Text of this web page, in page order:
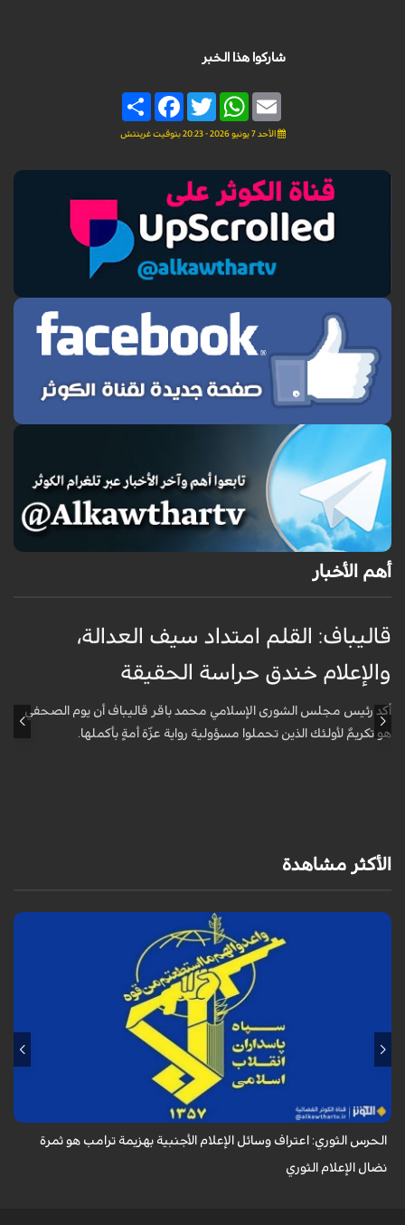
شاركوا هذا الخبر
Share
FacebookTwitter
WhatsAppEmail
الأحد 7 يونيو 2026 - 20:23 بتوقيت غرينتش
أهم الأخبار
قاليباف: القلم امتداد سيف العدالة،
والإعلام خندق حراسة الحقيقة
أكد رئيس مجلس الشورى الإسلامي محمد باقر قاليباف أن يوم الصحفي
هو تكريمٌ لأولئك الذين تحملوا مسؤولية رواية عزّة أمةٍ بأكملها.
الأكثر مشاهدة
أكد الحرس الثوري في بيان له بمناسبة يوم الصحفي، وذكرى استشهاد الصحفي
محمود صارمي، أن اعتراف وسائل الإعلام الأجنبية بهزيمة ترامب هو ثمرة نضال
الحرس الثوري: اعتراف وسائل الإعلام الأجنبية بهزيمة ترامب هو ثمرة
نضال الإعلام الثوري